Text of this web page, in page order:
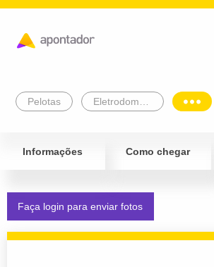
Pelotas
Informações Como chegar
Faça login para enviar fotos